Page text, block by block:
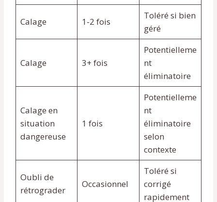
Calage 1-2 fois
Toléré si bien
géré
Calage 3+ fois
Potentielleme
nt
éliminatoire
Calage en
situation
dangereuse
1 fois
Potentielleme
nt
éliminatoire
selon
contexte
Oubli de
rétrograder
Occasionnel
Toléré si
corrigé
rapidement